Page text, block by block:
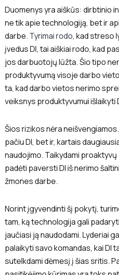
Duomenys yra aiškūs: dirbtinio
ne tik apie technologiją, bet ir
darbe. Tyrimai rodo, kad streso
įvedus DI, tai aiškiai rodo, kad
jos darbuotojų lūžta. Šio tipo
produktyvumą visoje darbo
ta, kad darbo vietos nerimo
veiksnys produktyvumui išlaikyti
Šios rizikos nėra
pačiu DI, bet ir, kartais
naudojimo. Taikydami proaktyvų
padėti paversti DI iš nerimo
žmones darbe.
Norint įgyvendinti šį pokytį,
tam, ką technologija gali
jaučiasi ją naudodami. Lyderiai
palaikyti savo komandas, kai DI
sutelkdami dėmesį į šias sritis.